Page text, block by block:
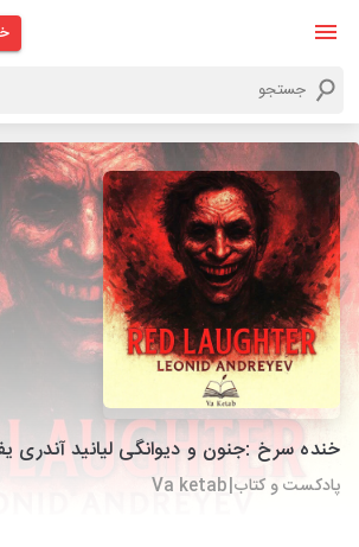
خنده سرخ :جنون و دیوانگی لیانید آندری
پادکست و کتاب|Va ketab